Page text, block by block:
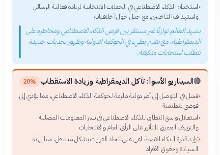
•استخدام الذكاء الاصطناعي في الحملات الانتخابية لزيادة فعالية الرسائل
واستهداف الناخبين، مع جدل حول أخلاقياته
يشهد العالم توازنًا غير مستقر بين فرص الذكاء الاصطناعي ومخاطره على
الديمقراطية، مع تقدم بطيء في الحوكمة الدولية وظهور تحديات جديدة
تتطلب استجابات متكيفة.
🔴السيناريو الأسوأ: تآكل الديمقراطية وزيادة الاستقطاب 20%
•فشل في التوصل إلى أطر دولية ملزمة لحوكمة الذكاء الاصطناعي، مما يؤدي إلى
فوضى تنظيمية
•استغلال واسع النطاق للذكاء الاصطناعي في نشر المعلومات المضللة
والتزييف العميق للتأثير على الرأي العام والانتخابات
•تزايد قدرة الذكاء الاصطناعي على اتخاذ القرارات بشكل مستقل، مما يهدد
السيادة وحقوق الأفراد